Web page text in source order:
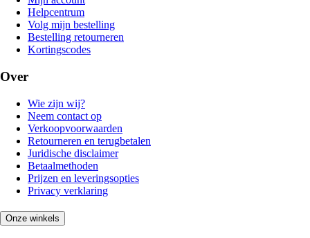
Helpcentrum
Volg mijn bestelling
Bestelling retourneren
Kortingscodes
Over
Wie zijn wij?
Neem contact op
Verkoopvoorwaarden
Retourneren en terugbetalen
Juridische disclaimer
Betaalmethoden
Prijzen en leveringsopties
Privacy verklaring
Onze winkels